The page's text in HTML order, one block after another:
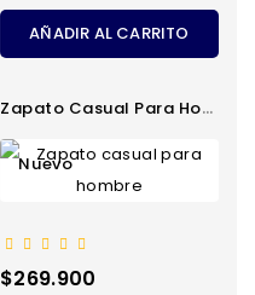
AÑADIR AL CARRITO
Zapato Casual Para Hombre
Nuevo
Precio
$269.900